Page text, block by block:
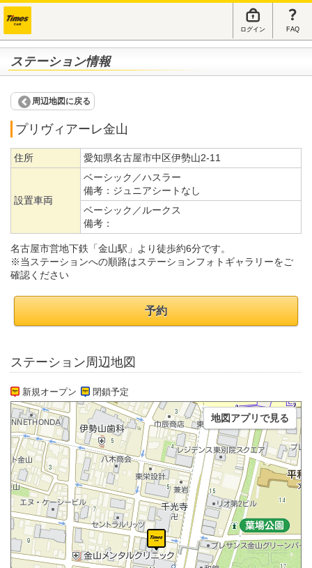
ログイン FAQ
ステーション情報
周辺地図に戻る
プリヴィアーレ金山
住所 愛知県名古屋市中区伊勢山2-11
設置車両
ベーシック／ハスラー
備考： ジュニアシートなし
ベーシック／ルークス
備考：
名古屋市営地下鉄「金山駅」より徒歩約6分です。
※当ステーションへの順路はステーションフォトギャラリーをご
確認ください
予約
ステーション周辺地図
新規オープン 閉鎖予定
地図アプリで見る